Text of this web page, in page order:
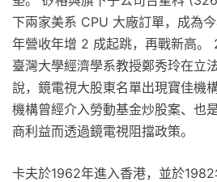
下兩家美系 CPU 大廠訂單，成為
年營收年增 2 成起跳，再戰新高
臺灣大學經濟學系教授鄭秀玲在立
說，鏡電視大股東名單出現寶佳機
機構曾經介入勞動基金炒股案、也
商利益而透過鏡電視阻擋政策。
卡夫於1962年進入香港，並於